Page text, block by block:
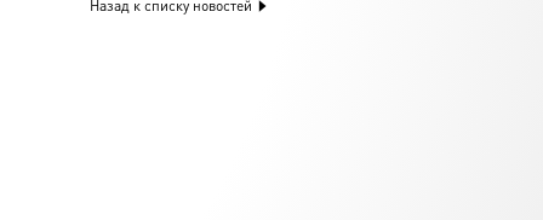
Назад к списку новостей